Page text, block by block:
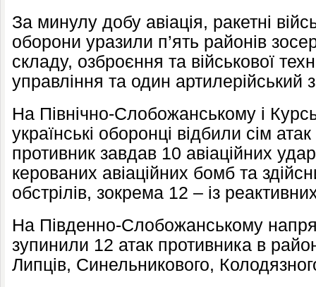
За минулу добу авіація, ракетні
оборони уразили п’ять районів
складу, озброєння та військової
управління та один артилерійський
На Північно-Слобожанському і
українські оборонці відбили сім
противник завдав 10 авіаційних
керованих авіаційних бомб та
обстрілів, зокрема 12 – із
На Південно-Слобожанському
зупинили 12 атак противника в
Липців, Синельникового,